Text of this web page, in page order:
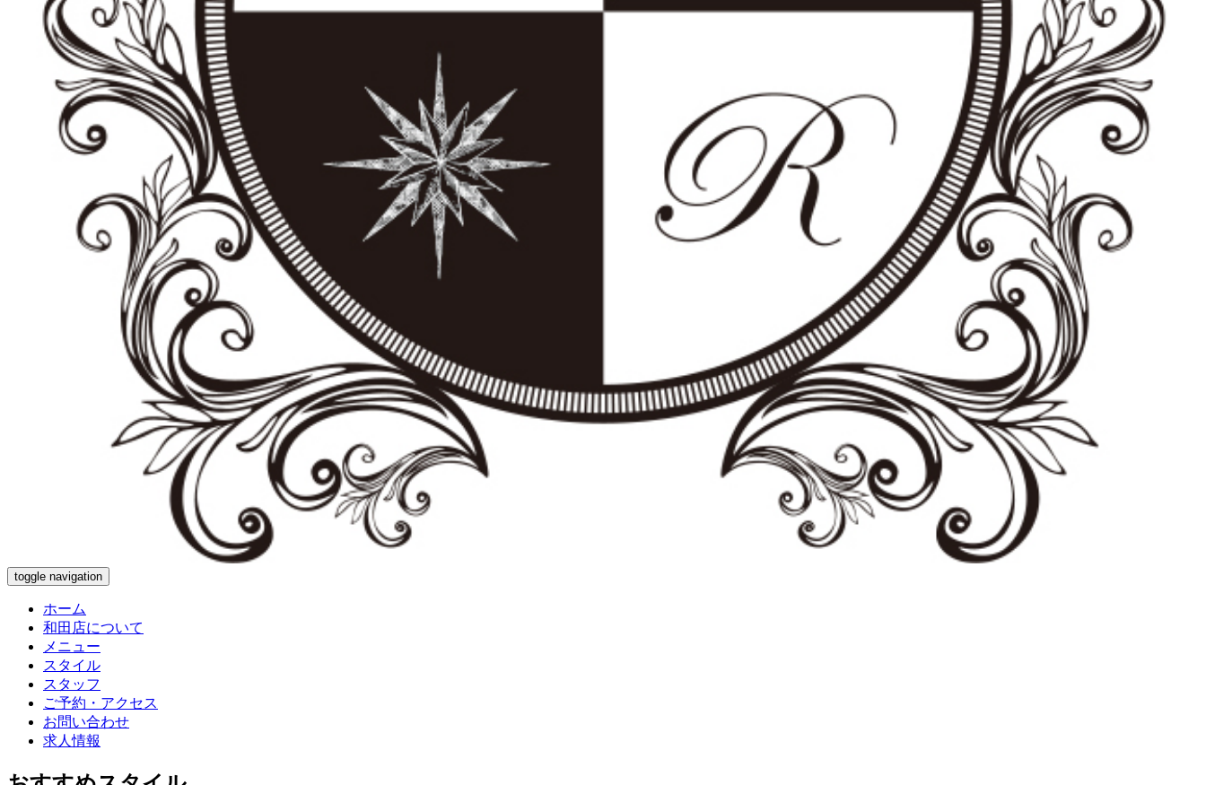
toggle navigation
ホーム
和田店について
メニュー
スタイル
スタッフ
ご予約・アクセス
お問い合わせ
求人情報